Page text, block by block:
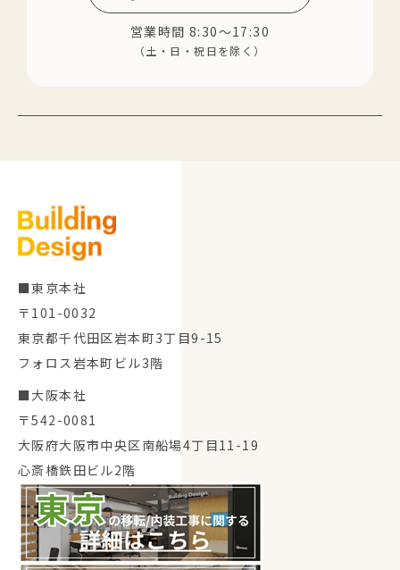
営業時間 8:30～17:30
（土・日・祝日を除く）
■東京本社
〒101-0032
東京都千代田区岩本町3丁目9-15
フォロス岩本町ビル3階
■大阪本社
〒542-0081
大阪府大阪市中央区南船場4丁目11-19
心斎橋鉄田ビル2階